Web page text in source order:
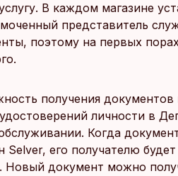
В каждом магазине
представитель
поэтому на первых
получения
удостоверений личности в
Когда
Selver, его получателю
Новый документ можно